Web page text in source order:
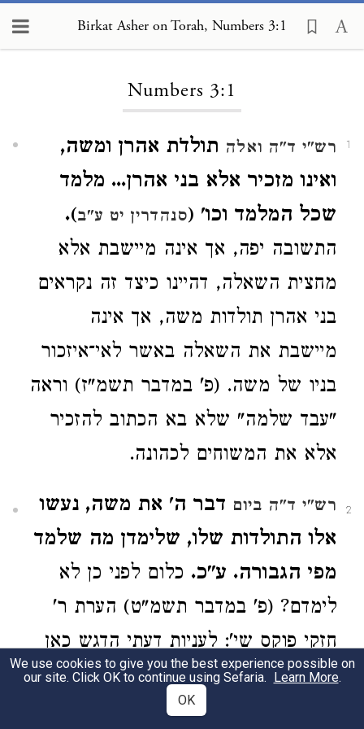
Birkat Asher on Torah, Numbers 3:1
Numbers 3:1
1 רש"י ד"ה ואלה תולדֹת אהרן ומשה,
ואינו מזכיר אלא בני אהרן... מלמד
שכל המלמד וכו' (סנהדרין יט ע"ב).
התשובה יפה, אך אינה מיישבת אלא
מחצית השאלה, דהיינו כיצד זה נקראים
בני אהרן תולדות משה, אך אינה
מיישבת את השאלה באשר לאי־איזכור
בניו של משה. (פ' במדבר תשמ"ז) וראה
"עבד שלמה" שלא בא הכתוב להזכיר
אלא את המשוחים לכהונה.
2 רש"י ד"ה ביום דבר ה' את משה, נעשו
אלו התולדות שלו, שלימדן מה שלמד
מפי הגבורה. ע"כ. כלום לפני כן לא
לימדם? (פ' במדבר תשמ"ט) הערת ר'
חזקי פוקס שי': לעניות דעתי הדגש כאן
הוא על המילים "מפי הגבורה". אכן
מסתבר שגם קודם לכן לימדם תורה
We use cookies to give you the best experience possible on
our site. Click OK to continue using Sefaria. Learn More.
OK